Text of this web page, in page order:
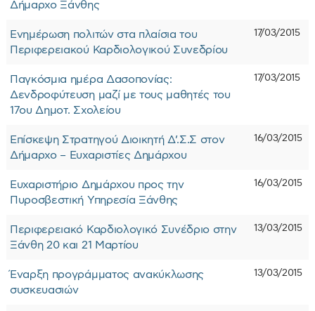
Δήμαρχο Ξάνθης
Ενημέρωση πολιτών στα πλαίσια του
Περιφερειακού Καρδιολογικού Συνεδρίου
17/03/2015
Παγκόσμια ημέρα Δασοπονίας:
Δενδροφύτευση μαζί με τους μαθητές του
17ου Δημοτ. Σχολείου
17/03/2015
Επίσκεψη Στρατηγού Διοικητή Δ’.Σ.Σ στον
Δήμαρχο – Ευχαριστίες Δημάρχου
16/03/2015
Ευχαριστήριο Δημάρχου προς την
Πυροσβεστική Υπηρεσία Ξάνθης
16/03/2015
Περιφερειακό Καρδιολογικό Συνέδριο στην
Ξάνθη 20 και 21 Μαρτίου
13/03/2015
Έναρξη προγράμματος ανακύκλωσης
συσκευασιών
13/03/2015